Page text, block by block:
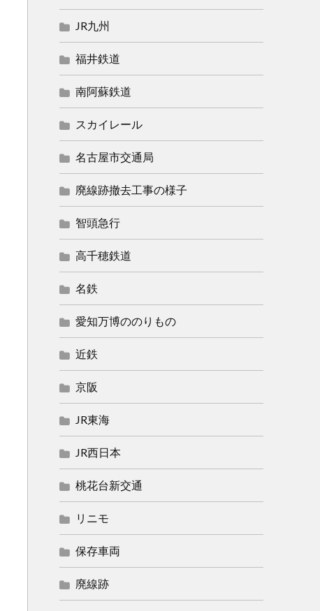
JR九州
福井鉄道
南阿蘇鉄道
スカイレール
名古屋市交通局
廃線跡撤去工事の様子
智頭急行
高千穂鉄道
名鉄
愛知万博ののりもの
近鉄
京阪
JR東海
JR西日本
桃花台新交通
リニモ
保存車両
廃線跡